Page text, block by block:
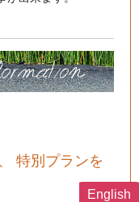
特別プランを
English